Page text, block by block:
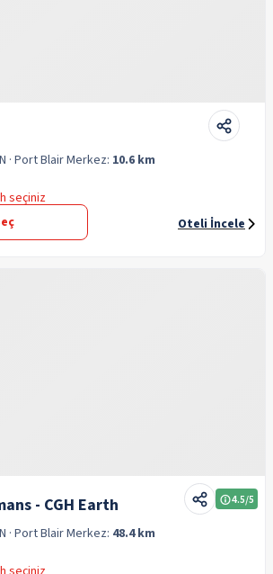
· Port BlairMerkez: 10.6 km
seçiniz
Oteli İncele
- CGH Earth 4.5/5
· Port BlairMerkez: 48.4 km